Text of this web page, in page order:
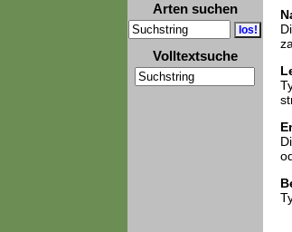
Arten suchen
Volltextsuche